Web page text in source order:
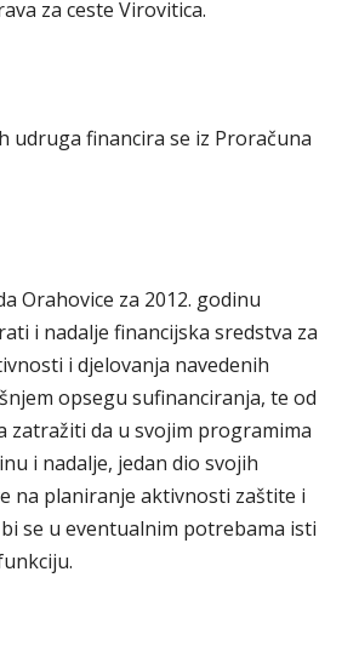
za ceste Virovitica.
udruga financira se iz Proračuna
Orahovice za 2012. godinu
i nadalje financijska sredstva za
i djelovanja navedenih
opsegu sufinanciranja, te od
zatražiti da u svojim programima
i nadalje, jedan dio svojih
na planiranje aktivnosti zaštite i
se u eventualnim potrebama isti